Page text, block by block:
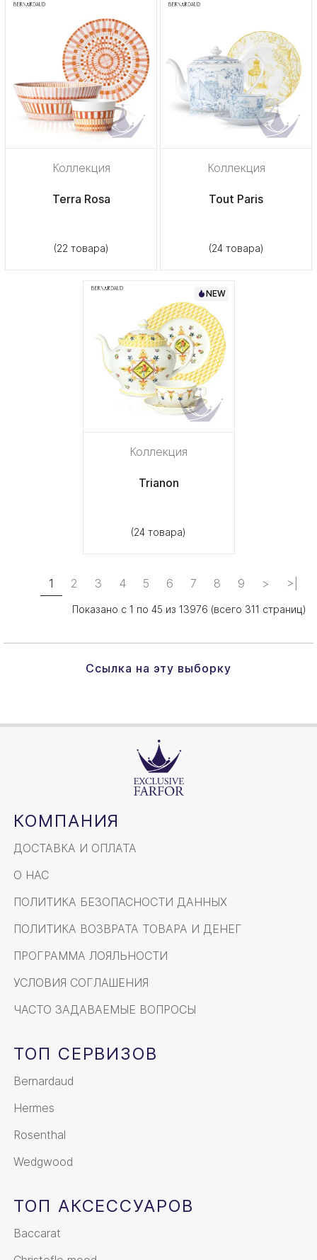
Коллекция
Terra Rosa
(22 товара)
Коллекция
Tout Paris
(24 товара)
NEW
Коллекция
Trianon
(24 товара)
1 2 3 4 5 6 7 8 9 > >|
Показано с 1 по 45 из 13976 (всего 311 страниц)
Ссылка на эту выборку
КОМПАНИЯ
ДОСТАВКА И ОПЛАТА
О НАС
ПОЛИТИКА БЕЗОПАСНОСТИ ДАННЫХ
ПОЛИТИКА ВОЗВРАТА ТОВАРА И ДЕНЕГ
ПРОГРАММА ЛОЯЛЬНОСТИ
УСЛОВИЯ СОГЛАШЕНИЯ
ЧАСТО ЗАДАВАЕМЫЕ ВОПРОСЫ
ТОП СЕРВИЗОВ
Bernardaud
Hermes
Rosenthal
Wedgwood
ТОП АКСЕССУАРОВ
Baccarat